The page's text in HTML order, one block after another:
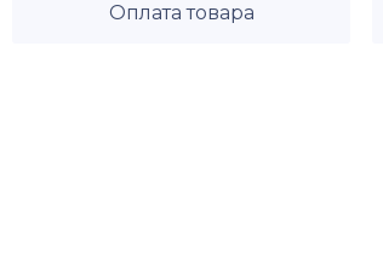
Оплата товара